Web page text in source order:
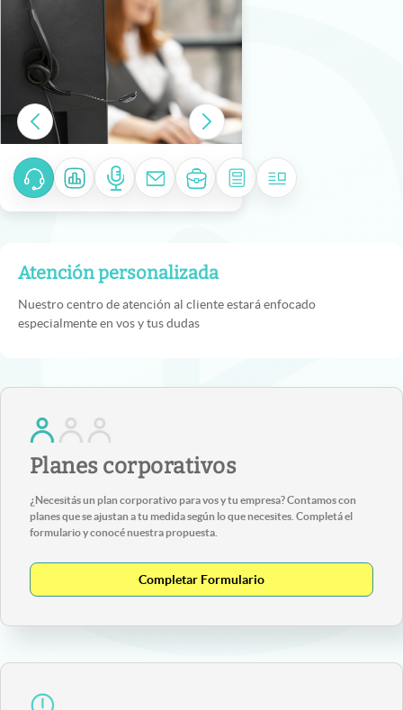
Atención personalizada
Nuestro centro de atención al cliente estará enfocado
especialmente en vos y tus dudas
Planes corporativos
¿Necesitás un plan corporativo para vos y tu empresa? Contamos con
planes que se ajustan a tu medida según lo que necesites. Completá el
formulario y conocé nuestra propuesta.
Completar Formulario